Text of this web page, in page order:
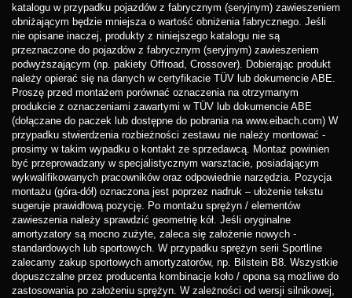
katalogu w przypadku pojazdów z fabrycznym (seryjnym) zawieszeniem
obniżającym będzie mniejsza o wartość obniżenia fabrycznego. Jeśli
nie opisane inaczej, produkty z niniejszego katalogu nie są
przeznaczone do pojazdów z fabrycznym (seryjnym) zawieszeniem
podwyższającym (np. pakiety Offroad, Crossover). Dobierając produkt
należy opierać się na danych w certyfikacie TÜV lub dokumencie ABE.
Proszę przed montażem porównać oznaczenia na otrzymanym
produkcie z oznaczeniami zawartymi w TÜV lub dokumencie ABE
(dołączane do paczek lub dostępne do pobrania na www.eibach.com) W
przypadku stwierdzenia rozbieżności zestawu nie należy montować -
prosimy w takim wypadku o kontakt ze sprzedawcą. Montaż powinien
być przeprowadzany w specjalistycznym warsztacie, posiadającym
wykwalifikowanych pracowników oraz odpowiednie narzędzia. Pozycja
montażu (góra-dół) oznaczona jest poprzez nadruk – ułożenie tekstu
sugeruje prawidłową pozycję. Po montażu sprężyn / elementów
zawieszenia należy sprawdzić geometrię kół. Jeśli oryginalne
amortyzatory są mocno zużyte, zaleca się założenie nowych -
standardowych lub sportowych. W przypadku sprężyn serii Sportline
zalecamy zakup sportowych amortyzatorów, np. Bilstein B8. Wszystkie
dopuszczalne przez producenta kombinacje koło / opona są możliwe do
zastosowania po założeniu sprężyn. W zależności od wersji silnikowej,